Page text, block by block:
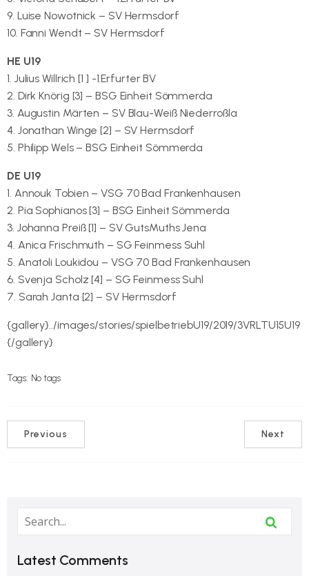
9. Luise Nowotnick – SV Hermsdorf
10. Fanni Wendt – SV Hermsdorf
HE U19
1. Julius Willrich [1 ] -1.Erfurter BV
2. Dirk Knörig [3] – BSG Einheit Sömmerda
3. Augustin Märten – SV Blau-Weiß Niederroßla
4. Jonathan Winge [2] – SV Hermsdorf
5. Philipp Wels – BSG Einheit Sömmerda
DE U19
1. Annouk Tobien – VSG 70 Bad Frankenhausen
2. Pia Sophianos [3] – BSG Einheit Sömmerda
3. Johanna Preiß [1] – SV GutsMuths Jena
4. Anica Frischmuth – SG Feinmess Suhl
5. Anatoli Loukidou – VSG 70 Bad Frankenhausen
6. Svenja Scholz [4] – SG Feinmess Suhl
7. Sarah Janta [2] – SV Hermsdorf
{gallery}../images/stories/spielbetriebU19/2019/3VRLTU15U19
{/gallery}
Tags: No tags
Previous Next
Latest Comments